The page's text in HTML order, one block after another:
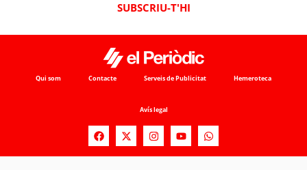
SUBSCRIU-T'HI
Qui som Contacte Serveis de Publicitat Hemeroteca
Avís legal